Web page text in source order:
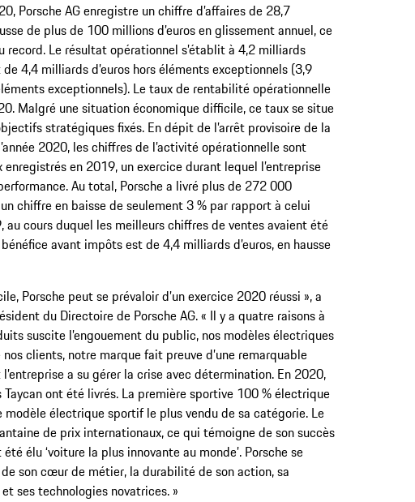
Porsche AG enregistre un chiffre d’affaires de 28,7
de plus de 100 millions d’euros en glissement annuel, ce
record. Le résultat opérationnel s’établit à 4,2 milliards
4,4 milliards d’euros hors éléments exceptionnels (3,9
exceptionnels). Le taux de rentabilité opérationnelle
Malgré une situation économique difficile, ce taux se situe
stratégiques fixés. En dépit de l’arrêt provisoire de la
2020, les chiffres de l’activité opérationnelle sont
en 2019, un exercice durant lequel l’entreprise
Au total, Porsche a livré plus de 272 000
chiffre en baisse de seulement 3 % par rapport à celui
au cours duquel les meilleurs chiffres de ventes avaient été
avant impôts est de 4,4 milliards d’euros, en hausse
Porsche peut se prévaloir d’un exercice 2020 réussi », a
du Directoire de Porsche AG. « Il y a quatre raisons à
suscite l’engouement du public, nos modèles électriques
clients, notre marque fait preuve d’une remarquable
a su gérer la crise avec détermination. En 2020,
ont été livrés. La première sportive 100 % électrique
électrique sportif le plus vendu de sa catégorie. Le
de prix internationaux, ce qui témoigne de son succès
élu ‘voiture la plus innovante au monde’. Porsche se
son cœur de métier, la durabilité de son action, sa
ses technologies novatrices. »